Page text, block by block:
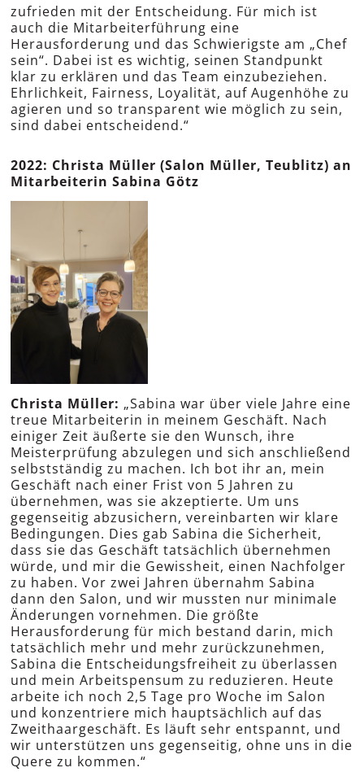
zufrieden mit der Entscheidung. Für mich ist
auch die Mitarbeiterführung eine
Herausforderung und das Schwierigste am „Chef
sein“. Dabei ist es wichtig, seinen Standpunkt
klar zu erklären und das Team einzubeziehen.
Ehrlichkeit, Fairness, Loyalität, auf Augenhöhe zu
agieren und so transparent wie möglich zu sein,
sind dabei entscheidend.“
2022: Christa Müller (Salon Müller, Teublitz) an
Mitarbeiterin Sabina Götz
Christa Müller: „Sabina war über viele Jahre eine
treue Mitarbeiterin in meinem Geschäft. Nach
einiger Zeit äußerte sie den Wunsch, ihre
Meisterprüfung abzulegen und sich anschließend
selbstständig zu machen. Ich bot ihr an, mein
Geschäft nach einer Frist von 5 Jahren zu
übernehmen, was sie akzeptierte. Um uns
gegenseitig abzusichern, vereinbarten wir klare
Bedingungen. Dies gab Sabina die Sicherheit,
dass sie das Geschäft tatsächlich übernehmen
würde, und mir die Gewissheit, einen Nachfolger
zu haben. Vor zwei Jahren übernahm Sabina
dann den Salon, und wir mussten nur minimale
Änderungen vornehmen. Die größte
Herausforderung für mich bestand darin, mich
tatsächlich mehr und mehr zurückzunehmen,
Sabina die Entscheidungsfreiheit zu überlassen
und mein Arbeitspensum zu reduzieren. Heute
arbeite ich noch 2,5 Tage pro Woche im Salon
und konzentriere mich hauptsächlich auf das
Zweithaargeschäft. Es läuft sehr entspannt, und
wir unterstützen uns gegenseitig, ohne uns in die
Quere zu kommen.“